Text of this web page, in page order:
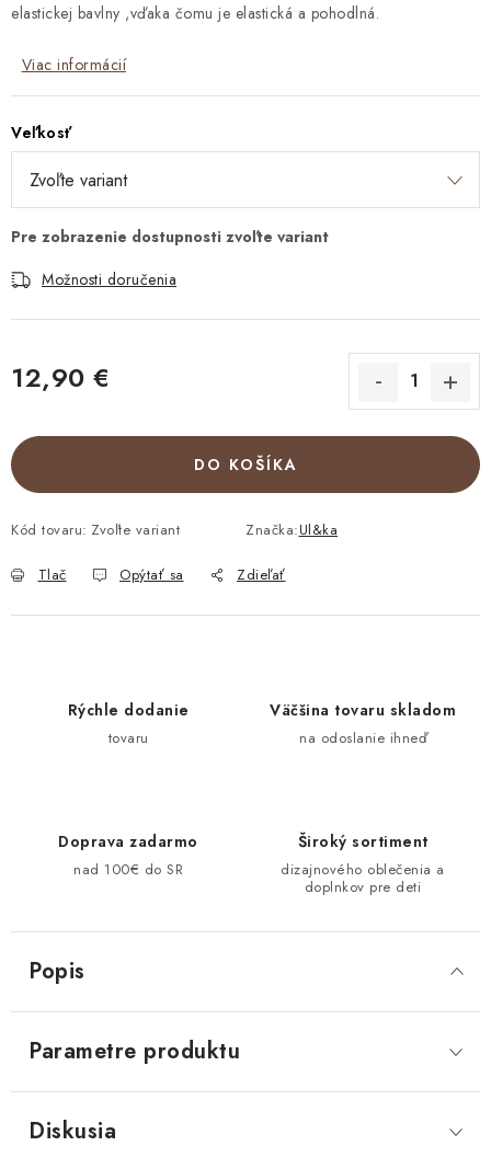
elastickej bavlny ,vďaka čomu je elastická a pohodlná.
Viac informácií
Veľkosť
Možnosti doručenia
12,90 €
DO KOŠÍKA
Kód tovaru: Zvoľte variant Značka:Ul&ka
Tlač Opýtať sa Zdieľať
Rýchle dodanie
tovaru
Väčšina tovaru skladom
na odoslanie ihneď
Doprava zadarmo
nad 100€ do SR
Široký sortiment
dizajnového oblečenia a
doplnkov pre deti
Popis
Parametre produktu
Diskusia